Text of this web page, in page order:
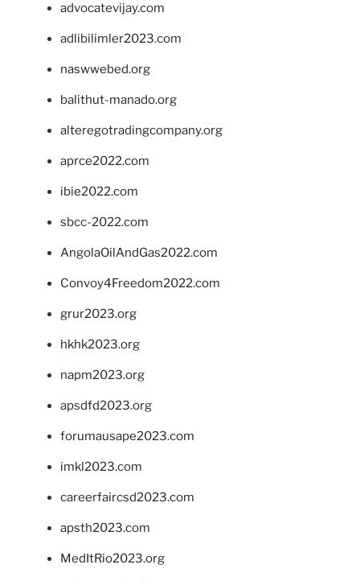
advocatevijay.com
adlibilimler2023.com
naswwebed.org
balithut-manado.org
alteregotradingcompany.org
aprce2022.com
ibie2022.com
sbcc-2022.com
AngolaOilAndGas2022.com
Convoy4Freedom2022.com
grur2023.org
hkhk2023.org
napm2023.org
apsdfd2023.org
forumausape2023.com
imkl2023.com
careerfaircsd2023.com
apsth2023.com
MedItRio2023.org